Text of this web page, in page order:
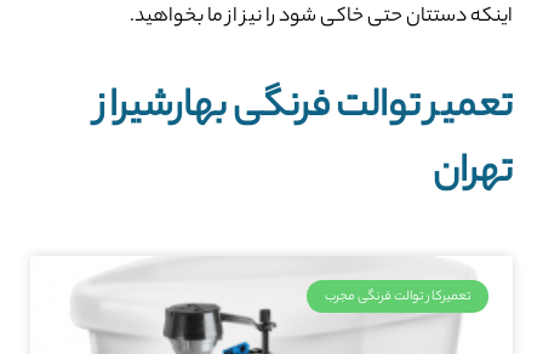
اینکه دستتان حتی خاکی شود را نیز از ما بخواهید.
تعمیر توالت فرنگی بهارشیراز
تهران
تعمیرکار توالت فرنگی مجرب